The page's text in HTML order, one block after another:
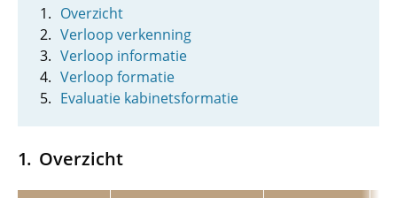
Overzicht
Verloop verkenning
Verloop informatie
Verloop formatie
Evaluatie kabinetsformatie
Overzicht